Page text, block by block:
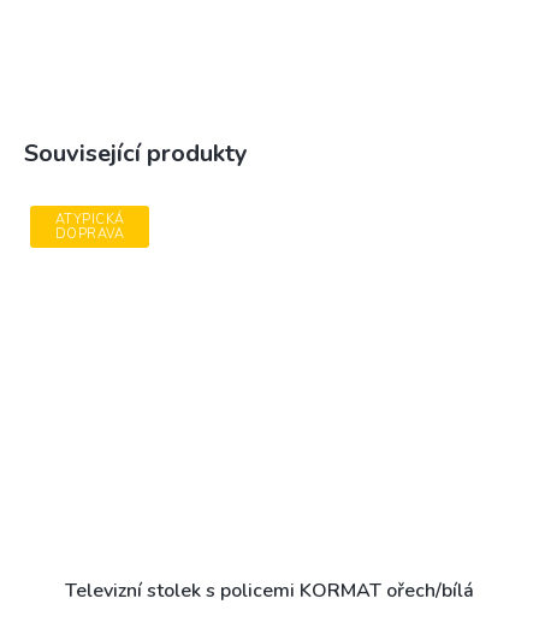
Související produkty
ATYPICKÁ
DOPRAVA
Televizní stolek s policemi KORMAT ořech/bílá